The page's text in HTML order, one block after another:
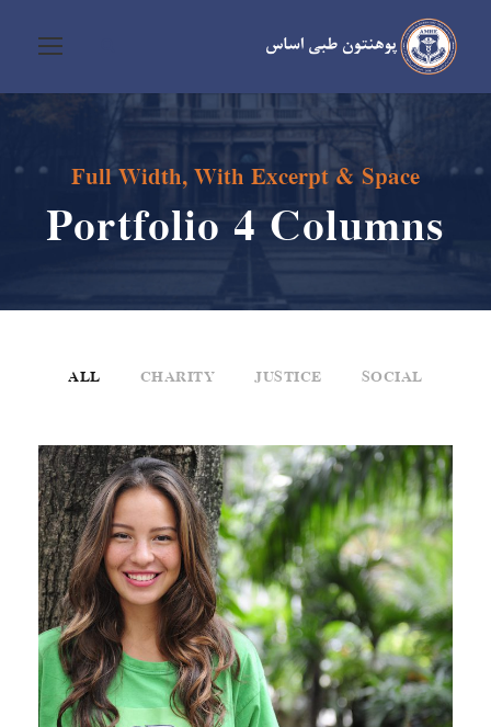
Full Width, With Excerpt & Space
Portfolio 4 Columns
ALL CHARITY JUSTICE SOCIAL